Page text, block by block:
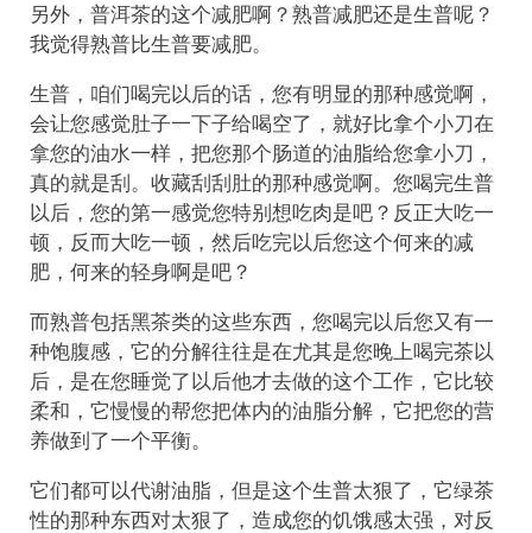
另外，普洱茶的这个减肥啊？熟普减肥还是生普呢？
我觉得熟普比生普要减肥。
生普，咱们喝完以后的话，您有明显的那种感觉啊，
会让您感觉肚子一下子给喝空了，就好比拿个小刀在
拿您的油水一样，把您那个肠道的油脂给您拿小刀，
真的就是刮。收藏刮刮肚的那种感觉啊。您喝完生普
以后，您的第一感觉您特别想吃肉是吧？反正大吃一
顿，反而大吃一顿，然后吃完以后您这个何来的减
肥，何来的轻身啊是吧？
而熟普包括黑茶类的这些东西，您喝完以后您又有一
种饱腹感，它的分解往往是在尤其是您晚上喝完茶以
后，是在您睡觉了以后他才去做的这个工作，它比较
柔和，它慢慢的帮您把体内的油脂分解，它把您的营
养做到了一个平衡。
它们都可以代谢油脂，但是这个生普太狠了，它绿茶
性的那种东西对太狠了，造成您的饥饿感太强，对反